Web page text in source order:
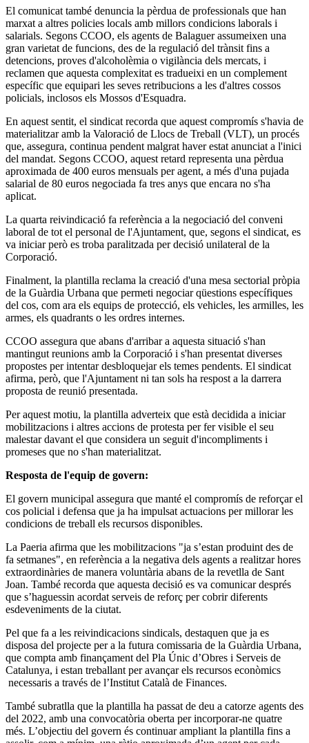
El comunicat també denuncia la pèrdua de professionals que han
marxat a altres policies locals amb millors condicions laborals i
salarials. Segons CCOO, els agents de Balaguer assumeixen una
gran varietat de funcions, des de la regulació del trànsit fins a
detencions, proves d'alcoholèmia o vigilància dels mercats, i
reclamen que aquesta complexitat es tradueixi en un complement
específic que equipari les seves retribucions a les d'altres cossos
policials, inclosos els Mossos d'Esquadra.
En aquest sentit, el sindicat recorda que aquest compromís s'havia de
materialitzar amb la Valoració de Llocs de Treball (VLT), un procés
que, assegura, continua pendent malgrat haver estat anunciat a l'inici
del mandat. Segons CCOO, aquest retard representa una pèrdua
aproximada de 400 euros mensuals per agent, a més d'una pujada
salarial de 80 euros negociada fa tres anys que encara no s'ha
aplicat.
La quarta reivindicació fa referència a la negociació del conveni
laboral de tot el personal de l'Ajuntament, que, segons el sindicat, es
va iniciar però es troba paralitzada per decisió unilateral de la
Corporació.
Finalment, la plantilla reclama la creació d'una mesa sectorial pròpia
de la Guàrdia Urbana que permeti negociar qüestions específiques
del cos, com ara els equips de protecció, els vehicles, les armilles, les
armes, els quadrants o les ordres internes.
CCOO assegura que abans d'arribar a aquesta situació s'han
mantingut reunions amb la Corporació i s'han presentat diverses
propostes per intentar desbloquejar els temes pendents. El sindicat
afirma, però, que l'Ajuntament ni tan sols ha respost a la darrera
proposta de reunió presentada.
Per aquest motiu, la plantilla adverteix que està decidida a iniciar
mobilitzacions i altres accions de protesta per fer visible el seu
malestar davant el que considera un seguit d'incompliments i
promeses que no s'han materialitzat.
Resposta de l'equip de govern:
El govern municipal assegura que manté el compromís de reforçar el
cos policial i defensa que ja ha impulsat actuacions per millorar les
condicions de treball els recursos disponibles.
La Paeria afirma que les mobilitzacions "ja s’estan produint des de
fa setmanes", en referència a la negativa dels agents a realitzar hores
extraordinàries de manera voluntària abans de la revetlla de Sant
Joan. També recorda que aquesta decisió es va comunicar després
que s’haguessin acordat serveis de reforç per cobrir diferents
esdeveniments de la ciutat.
Pel que fa a les reivindicacions sindicals, destaquen que ja es
disposa del projecte per a la futura comissaria de la Guàrdia Urbana,
que compta amb finançament del Pla Únic d’Obres i Serveis de
Catalunya, i estan treballant per avançar els recursos econòmics
necessaris a través de l’Institut Català de Finances.
També subratlla que la plantilla ha passat de deu a catorze agents des
del 2022, amb una convocatòria oberta per incorporar-ne quatre
més. L’objectiu del govern és continuar ampliant la plantilla fins a